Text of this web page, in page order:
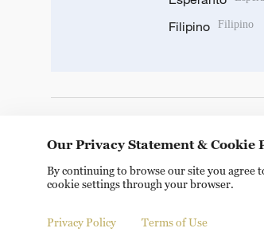
Filipino Filipino
Copyright © 2024 CGTN. 京ICP备
Our Privacy Statement & Cookie
By continuing to browse our site you agree
cookie settings through your browser.
Privacy Policy Terms of Use